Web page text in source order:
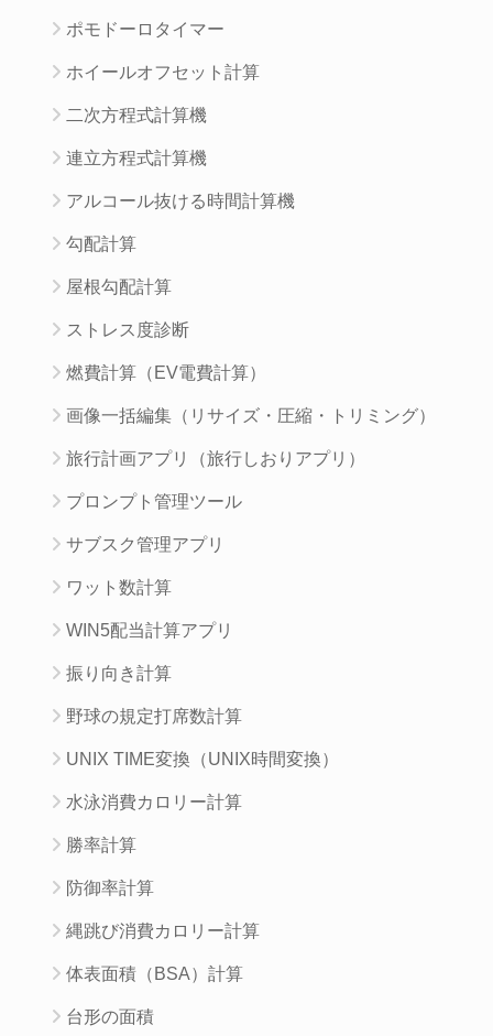
ポモドーロタイマー
ホイールオフセット計算
二次方程式計算機
連立方程式計算機
アルコール抜ける時間計算機
勾配計算
屋根勾配計算
ストレス度診断
燃費計算（EV電費計算）
画像一括編集（リサイズ・圧縮・トリミング）
旅行計画アプリ（旅行しおりアプリ）
プロンプト管理ツール
サブスク管理アプリ
ワット数計算
WIN5配当計算アプリ
振り向き計算
野球の規定打席数計算
UNIX TIME変換（UNIX時間変換）
水泳消費カロリー計算
勝率計算
防御率計算
縄跳び消費カロリー計算
体表面積（BSA）計算
台形の面積